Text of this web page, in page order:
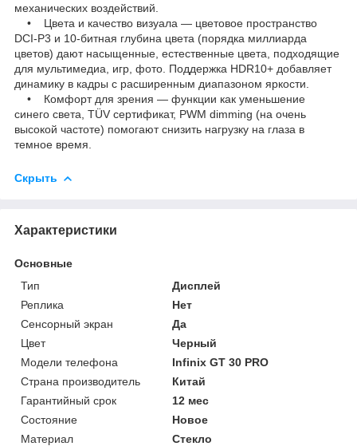
механических воздействий.
• Цвета и качество визуала — цветовое пространство
DCI-P3 и 10-битная глубина цвета (порядка миллиарда
цветов) дают насыщенные, естественные цвета, подходящие
для мультимедиа, игр, фото. Поддержка HDR10+ добавляет
динамику в кадры с расширенным диапазоном яркости.
• Комфорт для зрения — функции как уменьшение
синего света, TÜV сертификат, PWM dimming (на очень
высокой частоте) помогают снизить нагрузку на глаза в
темное время.
Скрыть
Характеристики
Основные
Тип
Дисплей
Реплика
Нет
Сенсорный экран
Да
Цвет
Черный
Модели телефона
Infinix GT 30 PRO
Страна производитель
Китай
Гарантийный срок
12 мес
Состояние
Новое
Материал
Стекло